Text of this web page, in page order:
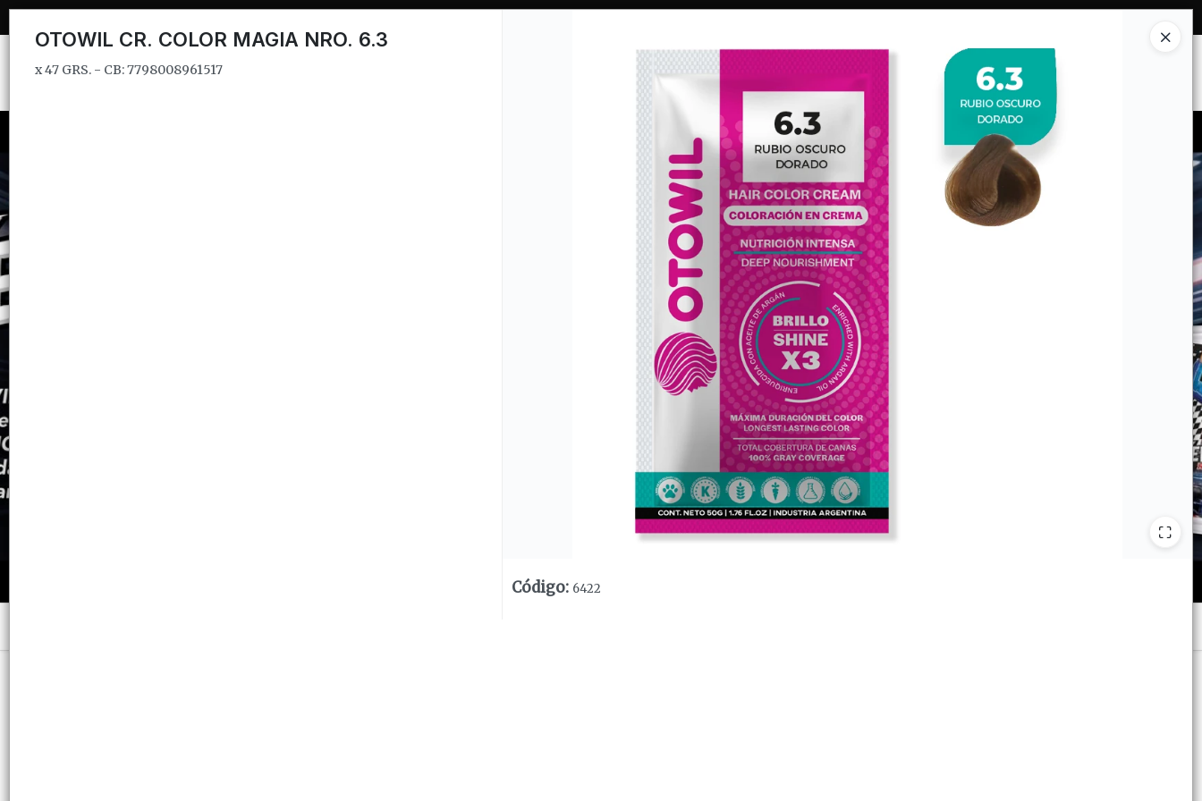
x 47 GRS. - CB: 7798008961517
OTOWIL CR. COLOR MAGIA NRO. 6.3
x 47 GRS. - CB: 7798008961517
Código: 6422
Ingresar a la Tienda
CÓMO COMPRAR QUIÉNES SOMOS INSTITUCIONAL CONTACTO